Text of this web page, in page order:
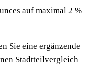
auf maximal 2 %
Sie eine ergänzende
Stadtteilvergleich